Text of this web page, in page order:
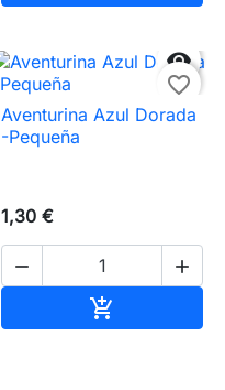

favorite_border
Aventurina Azul Dorada
-Pequeña
1,30 €
 
